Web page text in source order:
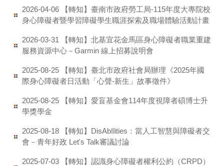
2026-04-06
【轉知】臺南市政府勞工局-115年度大專院校
身心障礙者暨學習障礙學生職涯探索及職場體驗活動計畫
2026-03-31
【轉知】北基宜花金馬區身心障礙者職業重建
服務資源中心－Garmin 線上招募說明會
2025-08-25
【轉知】臺北市政府社會局辦理《2025年國
際身心障礙者日活動「心聲-新生」故事徵件》
2025-08-25
【轉知】愛盲基金會114年度視障者碩博士升
學獎學金
2025-08-18
【轉知】DisAbIlities：當人工智慧與障礙者交
會－青年好政 Let's Talk審議討論
2025-07-03
【轉知】認識身心障礙者權利公約（CRPD）